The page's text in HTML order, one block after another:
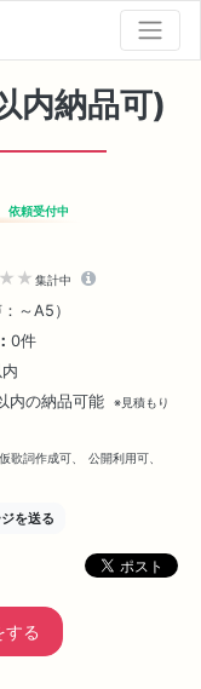
内納品可)
依頼受付中
集計中
～A5）
0件
内の納品可能
※見積もり
仮歌詞作成可、
公開利用可、
を送る
する